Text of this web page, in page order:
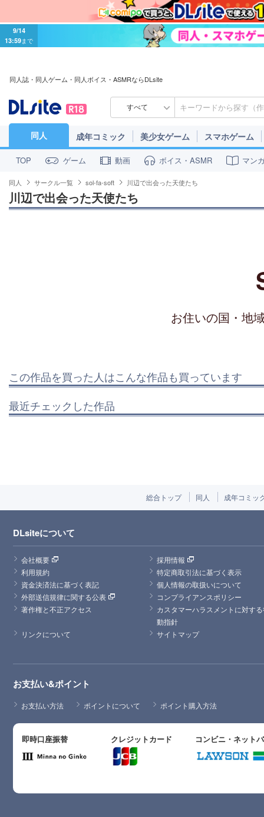
9/14
13:59まで
同人誌・同人ゲーム・同人ボイス・ASMRならDLsite
すべて
同人 成年コミック 美少女ゲーム スマホゲーム
TOP ゲーム 動画 ボイス・ASMR マン
同人 サークル一覧 sol-fa-soft 川辺で出会った天使たち
川辺で出会った天使たち
お住いの国・地
この作品を買った人はこんな作品も買っています
最近チェックした作品
総合トップ 同人 成年コミッ
DLsiteについて
会社概要
採用情報
利用規約
特定商取引法に基づく表示
資金決済法に基づく表記
個人情報の取扱いについて
外部送信規律に関する公表
コンプライアンスポリシー
著作権と不正アクセス
カスタマーハラスメントに対す
動指針
リンクについて
サイトマップ
お支払い&ポイント
お支払い方法 ポイントについて ポイント購入方法
即時口座振替 クレジットカード コンビニ・ネット